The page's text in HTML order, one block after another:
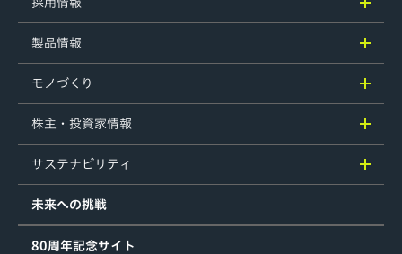
採用情報
製品情報
モノづくり
株主・投資家情報
サステナビリティ
未来への挑戦
80周年記念サイト